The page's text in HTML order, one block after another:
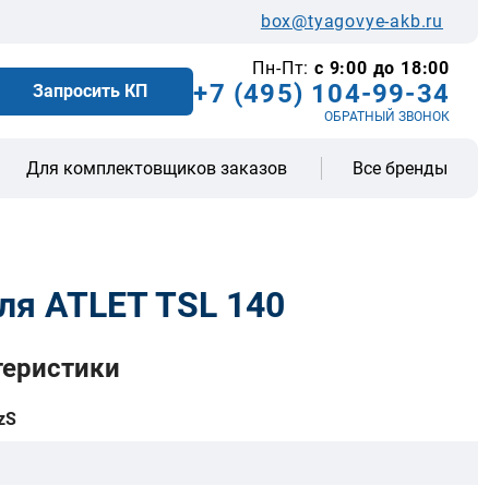
box@tyagovye-akb.ru
Запросить КП
Пн-Пт: с 9:00 до 18:00
+7 (495) 104-99-34
ОБРАТНЫЙ ЗВОНОК
Для комплектовщиков заказов Все бренды
ATLET TSL 140